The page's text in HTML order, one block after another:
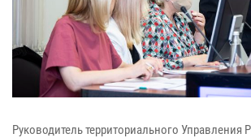
Руководитель территориального Управления